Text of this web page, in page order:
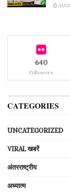
640
Followers
CATEGORIES
UNCATEGORIZED
VIRAL खबरें
अंतरराष्ट्रीय
अध्यात्म